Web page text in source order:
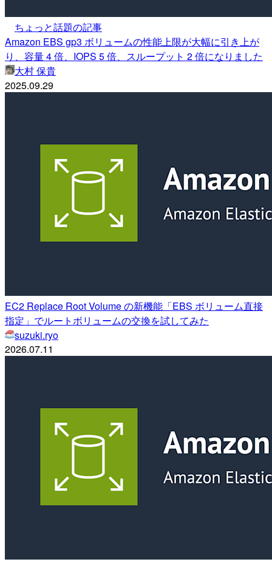
ちょっと話題の記事
Amazon EBS gp3 ボリュームの性能上限が大幅に引き上が
り、容量 4 倍、IOPS 5 倍、スループット 2 倍になりました
大村 保貴
2025.09.29
EC2 Replace Root Volume の新機能「EBS ボリューム直接
指定」でルートボリュームの交換を試してみた
suzuki.ryo
2026.07.11